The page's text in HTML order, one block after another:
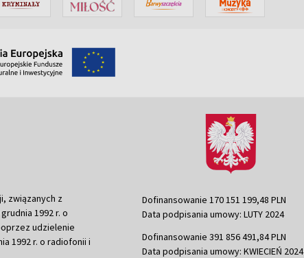
związanych z
1992 r. o
udzielenie
1992 r. o radiofonii i
Dofinansowanie 170 151 199,48 PLN
Data podpisania umowy: LUTY 2024
Dofinansowanie 391 856 491,84 PLN
Data podpisania umowy: KWIECIEŃ 2024